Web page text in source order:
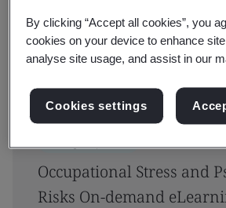
อุปกรณ์ทางการแพทย์
Occupational Stress and
Risks On-demand
By clicking “Accept all cookies”, you
cookies on your device to enhance
analyse site usage, and assist in our
Cookies settings